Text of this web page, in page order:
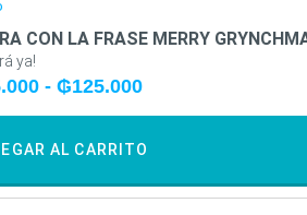
CON LA FRASE MERRY
ya!
- ₲125.000
AL CARRITO